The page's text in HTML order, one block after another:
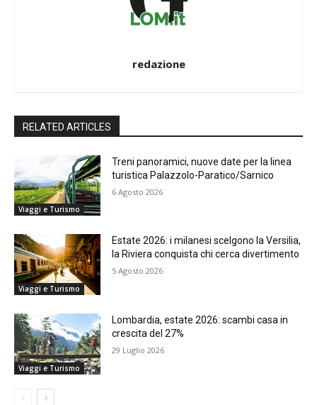
redazione
RELATED ARTICLES
Viaggi e Turismo
Treni panoramici, nuove date per la linea
turistica Palazzolo-Paratico/Sarnico
6 Agosto 2026
Viaggi e Turismo
Estate 2026: i milanesi scelgono la Versilia,
la Riviera conquista chi cerca divertimento
5 Agosto 2026
Viaggi e Turismo
Lombardia, estate 2026: scambi casa in
crescita del 27%
29 Luglio 2026